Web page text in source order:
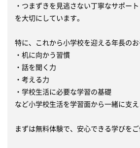
・つまずきを見逃さない丁寧なサポート
を大切にしています。
特に、これから小学校を迎える年長のお
・机に向かう習慣
・話を聞く力
・考える力
・学校生活に必要な学習の基礎
など小学校生活を学習面から一緒に支え
まずは無料体験で、安心できる学びをご